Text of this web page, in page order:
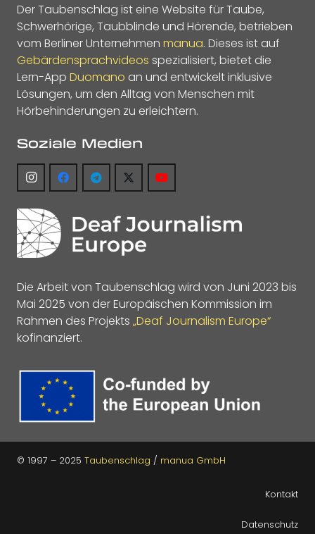
Der Taubenschlag ist eine Website für Taube,
Schwerhörige, Taubblinde und Hörende, betrieben
vom Berliner Unternehmen manua. Dieses ist auf
Gebärdensprachvideos spezialisiert, bietet die
Lern-App Duomano an und entwickelt inklusive
Lösungen, um den Alltag von Menschen mit
Hörbehinderungen zu erleichtern.
Soziale Medien
Die Arbeit von Taubenschlag wird von Juni 2023 bis
Mai 2025 von der Europäischen Kommission im
Rahmen des Projekts „Deaf Journalism Europe“
kofinanziert.
© 1997 – 2025 Taubenschlag / manua GmbH
Kontakt
Datenschutz